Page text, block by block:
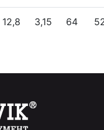
12,8 3,15 64